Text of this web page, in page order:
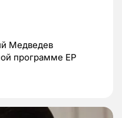
Медведев
программе ЕР